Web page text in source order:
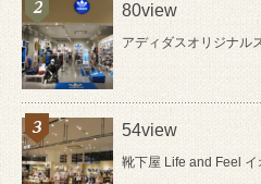
80view
アディダスオリジナル
54view
靴下屋 Life and Feel